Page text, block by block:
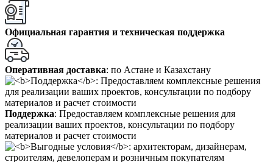
Официальная гарантия и техническая поддержка
Оперативная доставка: по Астане и Казахстану
Поддержка: Предоставляем комплексные решения для
реализации ваших проектов, консультации по подбору
материалов и расчет стоимости